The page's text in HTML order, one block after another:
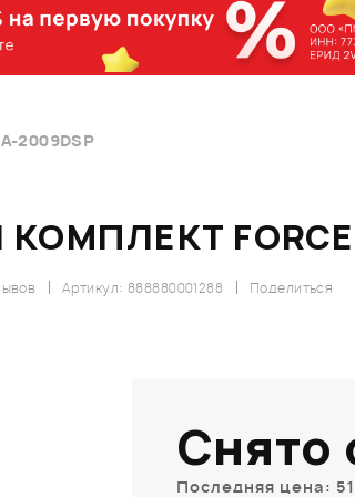
2009DSP
FORCE
Поделиться
Артикул: 888880001288
Снято
Последняя цена: